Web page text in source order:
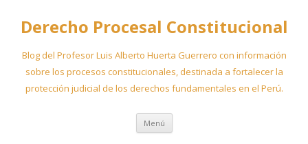
Derecho Procesal Constitucional
Blog del Profesor Luis Alberto Huerta Guerrero con información
sobre los procesos constitucionales, destinada a fortalecer la
protección judicial de los derechos fundamentales en el Perú.
Menú Ir
contenido